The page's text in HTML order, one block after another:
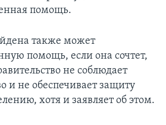
помощь.
также может
помощь, если она сочтет,
не соблюдает
и не обеспечивает защиту
хотя и заявляет об этом.